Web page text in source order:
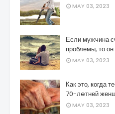
MAY 03, 2023
Если мужчина
проблемы, то
MAY 03, 2023
Как это, когда
70-лeтней
MAY 03, 2023